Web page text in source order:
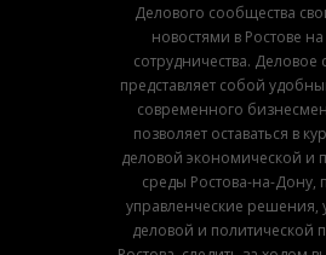
Делового сообщества
новостями в Ростове
сотрудничества. Деловое
представляет собой
современного
позволяет оставаться в
деловой экономической и
среды Ростова-на-Дону,
управленческие решения,
деловой и политической